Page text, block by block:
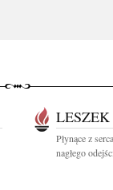
Płynące z
nagłego